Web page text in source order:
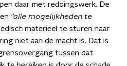
daar met reddingswerk. De
"alle mogelijkheden te
materieel te sturen naar
niet aan de macht is. Dat is
tussen dat